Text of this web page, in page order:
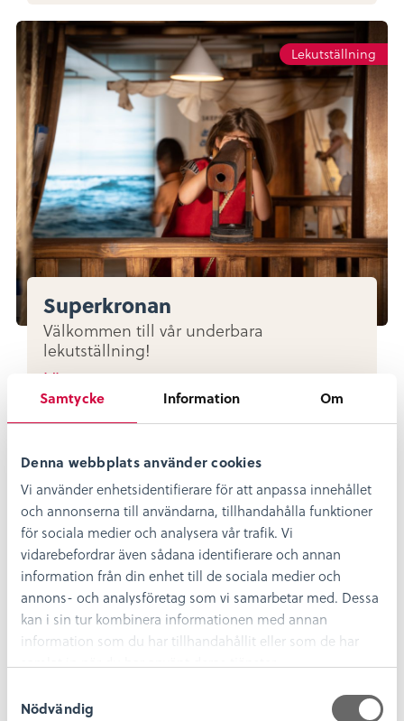
Samtycke Information Om
Denna webbplats använder cookies
Vi använder enhetsidentifierare för att anpassa innehållet
och annonserna till användarna, tillhandahålla funktioner
för sociala medier och analysera vår trafik. Vi
vidarebefordrar även sådana identifierare och annan
information från din enhet till de sociala medier och
annons- och analysföretag som vi samarbetar med. Dessa
kan i sin tur kombinera informationen med annan
information som du har tillhandahållit eller som de har
samlat in när du har använt deras tjänster.
Nödvändig
Lekutställning
Superkronan
Välkommen till vår underbara
lekutställning!
Läs mer
Rugstorparn